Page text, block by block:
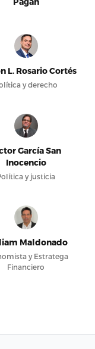
L. Rosario Cortés
y derecho
García San
Inocencio
y justicia
Maldonado
y Estratega
Financiero